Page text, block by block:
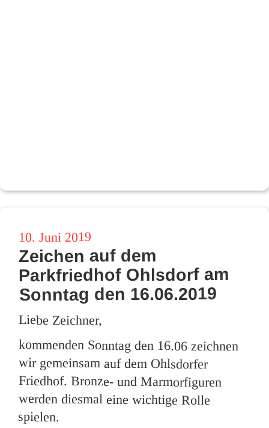
Veröffentlicht
am
10. Juni 2019
Zeichen auf dem
Parkfriedhof Ohlsdorf am
Sonntag den 16.06.2019
Liebe Zeichner,
kommenden Sonntag den 16.06 zeichnen
wir gemeinsam auf dem Ohlsdorfer
Friedhof. Bronze- und Marmorfiguren
werden diesmal eine wichtige Rolle
spielen.